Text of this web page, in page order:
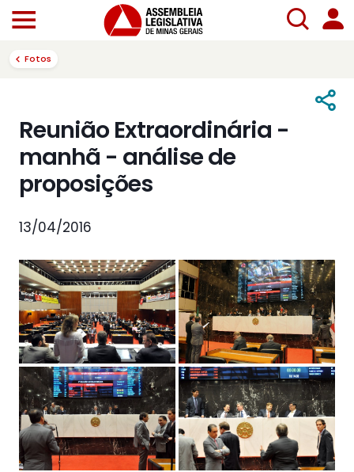
Fotos
Reunião Extraordinária -
manhã - análise de
proposições
13/04/2016